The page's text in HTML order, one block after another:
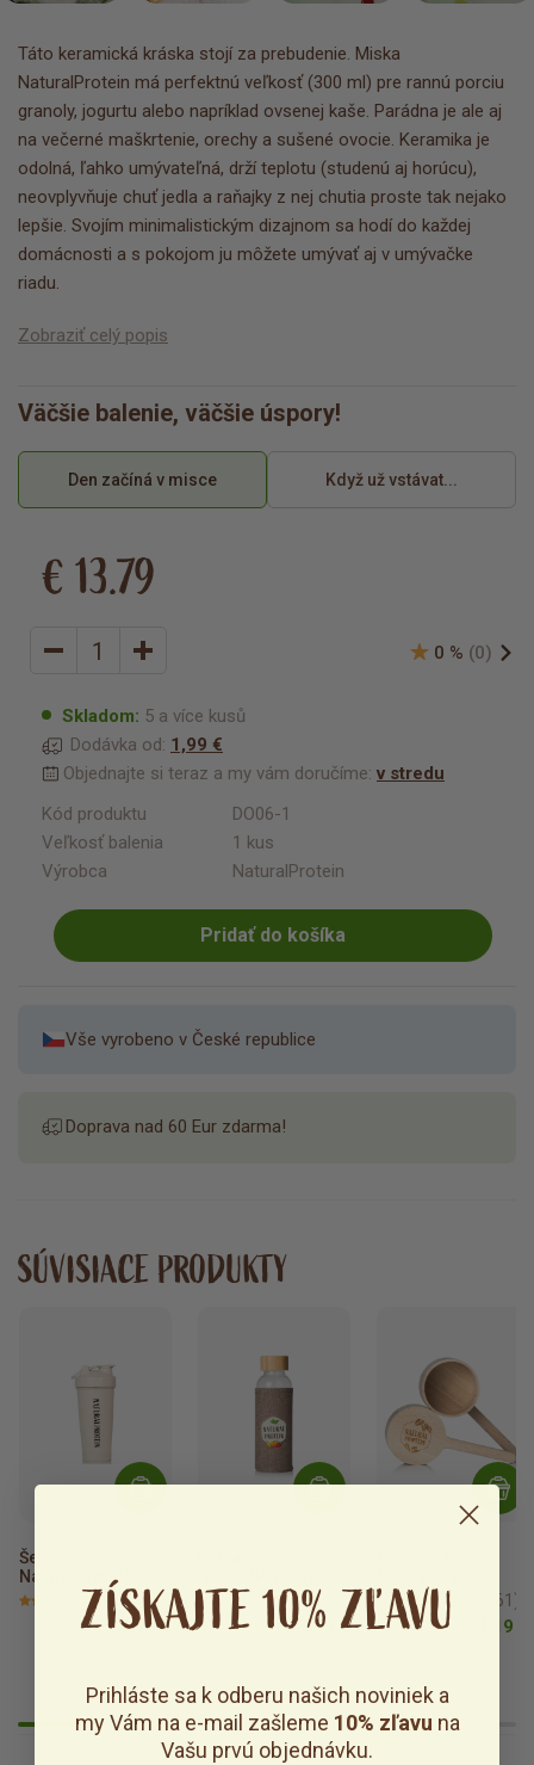
Táto keramická kráska stojí za prebudenie. Miska
NaturalProtein má perfektnú veľkosť (300 ml) pre rannú porciu
granoly, jogurtu alebo napríklad ovsenej kaše. Parádna je ale aj
na večerné maškrtenie, orechy a sušené ovocie. Keramika je
odolná, ľahko umývateľná, drží teplotu (studenú aj horúcu),
neovplyvňuje chuť jedla a raňajky z nej chutia proste tak nejako
lepšie. Svojím minimalistickým dizajnom sa hodí do každej
domácnosti a s pokojom ju môžete umývať aj v umývačke
riadu.
Zobraziť celý popis
Väčšie balenie, väčšie úspory!
Den začíná v misce Když už vstávat...
0 % (0)
€ 13.79
Skladom: 5 a více kusů
Dodávka od: 1,99 €
Objednajte si teraz a my vám doručíme: v stredu
Kód produktu
DO06-1
Veľkosť balenia
1 kus
Výrobca
NaturalProtein
Pridať do košíka
Vše vyrobeno v České republice
Doprava nad 60 Eur zdarma!
SÚVISIACE PRODUKTY
Šejker
NaturalProtein
98 % (238)
6,79 €
98 %(53)
7,99 €
99 %
(161)
4,19 €
ZÍSKAJTE 10% ZĽAVU
Prihláste sa k odberu našich noviniek a
my Vám na e-mail zašleme 10% zľavu na
Vašu prvú objednávku.